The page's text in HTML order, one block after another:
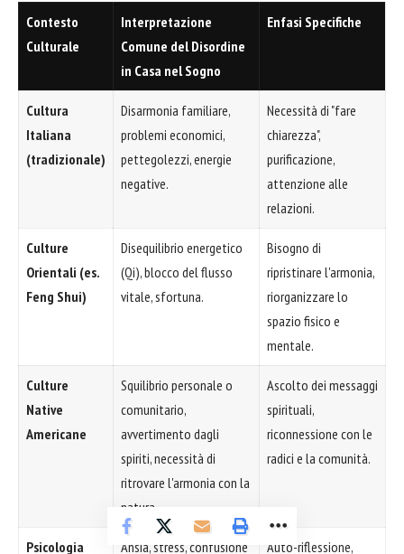
Contesto
Culturale
Interpretazione
Comune del Disordine
in Casa nel Sogno
Enfasi Specifiche
Cultura
Italiana
(tradizionale)
Disarmonia familiare,
problemi economici,
pettegolezzi, energie
negative.
Necessità di "fare
chiarezza",
purificazione,
attenzione alle
relazioni.
Culture
Orientali (es.
Feng Shui)
Disequilibrio energetico
(Qi), blocco del flusso
vitale, sfortuna.
Bisogno di
ripristinare l'armonia,
riorganizzare lo
spazio fisico e
mentale.
Culture
Native
Americane
Squilibrio personale o
comunitario,
avvertimento dagli
spiriti, necessità di
ritrovare l'armonia con la
natura.
Ascolto dei messaggi
spirituali,
riconnessione con le
radici e la comunità.
Psicologia Ansia, stress, confusione Auto-riflessione,